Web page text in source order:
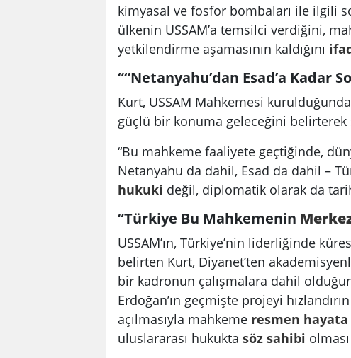
kimyasal ve fosfor bombaları ile ilgili
ülkenin USSAM’a temsilci verdiğini,
yetkilendirme aşamasının kaldığını
““Netanyahu’dan Esad’a Kadar
Kurt, USSAM Mahkemesi
güçlü bir konuma geleceğini belirterek
“Bu mahkeme faaliyete geçtiğinde,
Netanyahu da dahil, Esad da dahil –
hukuki değil, diplomatik olarak da
“Türkiye Bu Mahkemenin
USSAM’ın, Türkiye’nin liderliğinde
belirten Kurt, Diyanet’ten
bir kadronun çalışmalara dahil
Erdoğan’ın geçmişte projeyi
açılmasıyla mahkeme resmen hayata
uluslararası hukukta söz sahibi